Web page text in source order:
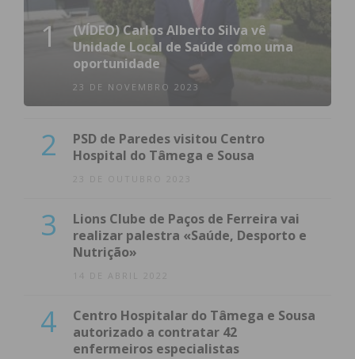
1
(VÍDEO) Carlos Alberto Silva vê
Unidade Local de Saúde como uma
oportunidade
23 DE NOVEMBRO 2023
2
PSD de Paredes visitou Centro
Hospital do Tâmega e Sousa
23 DE OUTUBRO 2023
3
Lions Clube de Paços de Ferreira vai
realizar palestra «Saúde, Desporto e
Nutrição»
14 DE ABRIL 2022
4
Centro Hospitalar do Tâmega e Sousa
autorizado a contratar 42
enfermeiros especialistas